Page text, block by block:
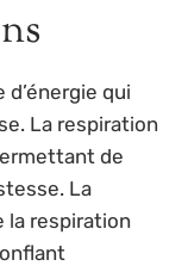
qui
La respiration
de
La
la respiration